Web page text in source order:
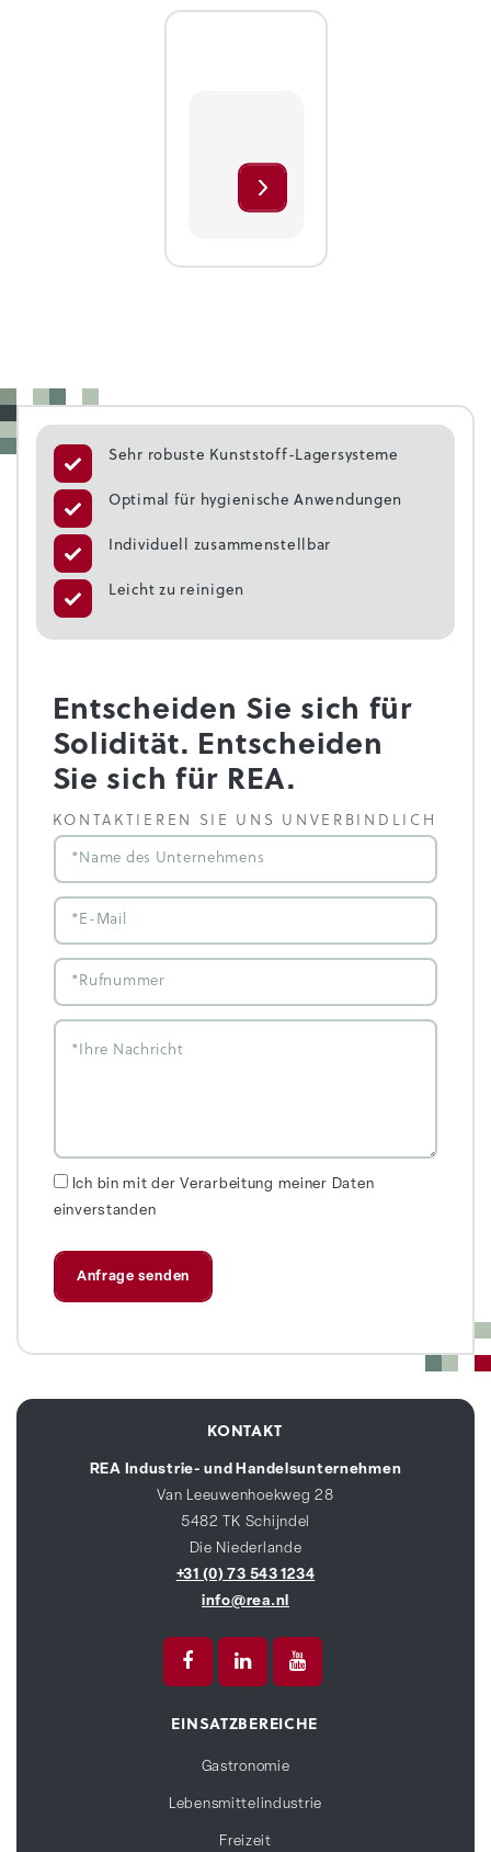
Entscheiden Sie sich für
Solidität. Entscheiden
Sie sich für REA.
KONTAKTIEREN SIE UNS UNVERBINDLICH
Ich bin mit der Verarbeitung meiner Daten
einverstanden
Sehr robuste Kunststoff-Lagersysteme
Optimal für hygienische Anwendungen
Individuell zusammenstellbar
Leicht zu reinigen
KONTAKT
REA Industrie- und Handelsunternehmen
Van Leeuwenhoekweg 28
5482 TK Schijndel
Die Niederlande
+31 (0) 73 543 1234
info@rea.nl
EINSATZBEREICHE
Gastronomie
Lebensmittelindustrie
Freizeit